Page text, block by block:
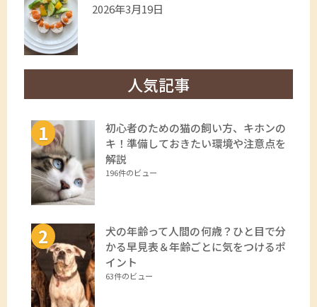
2026年3月19日
人気記事
初心者のための猫の飼い方、キホンの
キ！準備しておきたい環境や注意点を
解説
196件のビュー
犬の年齢って人間の何歳？ひと目で分
かる早見表＆年齢ごとに気をつけるポ
イント
63件のビュー